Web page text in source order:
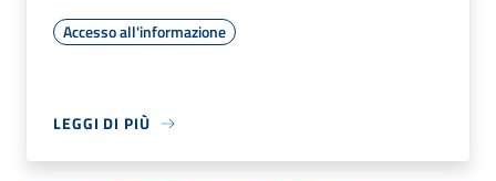
Accesso all'informazione
LEGGI DI PIÙ